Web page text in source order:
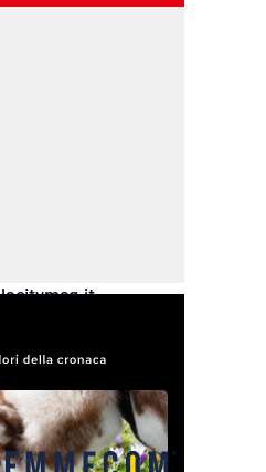
lacitymag.it
catanzarochannel.it